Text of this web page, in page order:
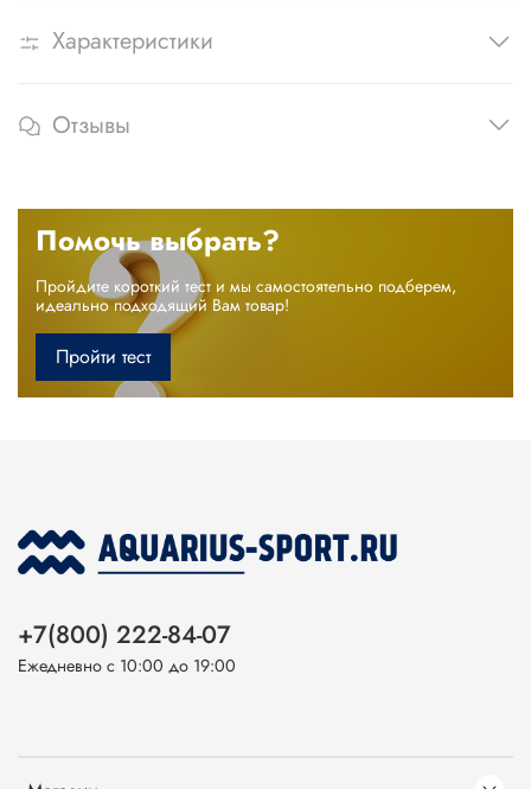
Характеристики
Отзывы
Помочь выбрать?
Пройдите короткий тест и мы самостоятельно подберем,
идеально подходящий Вам товар!
Пройти тест
+7(800) 222-84-07
Ежедневно с 10:00 до 19:00